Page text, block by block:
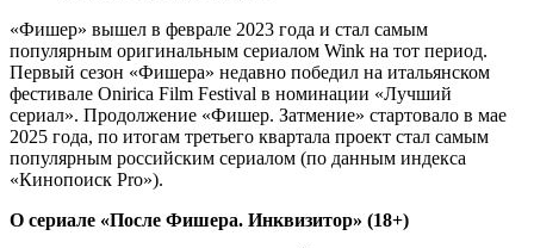
«Фишер» вышел в феврале 2023 года и стал самым
популярным оригинальным сериалом Wink на тот период.
Первый сезон «Фишера» недавно победил на итальянском
фестивале Onirica Film Festival в номинации «Лучший
сериал». Продолжение «Фишер. Затмение» стартовало в мае
2025 года, по итогам третьего квартала проект стал самым
популярным российским сериалом (по данным индекса
«Кинопоиск Pro»).
О сериале «После Фишера. Инквизитор» (18+)